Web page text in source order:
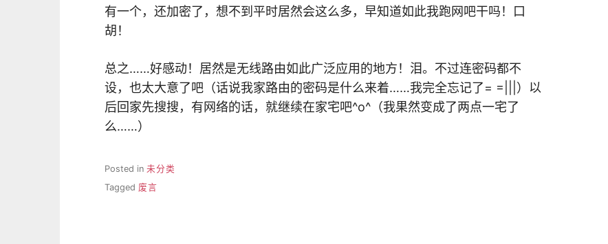
有一个，还加密了，想不到平时居然会这么多，早知道如此我跑网吧干吗！口
胡！
总之……好感动！居然是无线路由如此广泛应用的地方！泪。不过连密码都不
设，也太大意了吧（话说我家路由的密码是什么来着……我完全忘记了= =|||）以
后回家先搜搜，有网络的话，就继续在家宅吧^o^（我果然变成了两点一宅了
么……）
Posted in 未分类
Tagged 废言